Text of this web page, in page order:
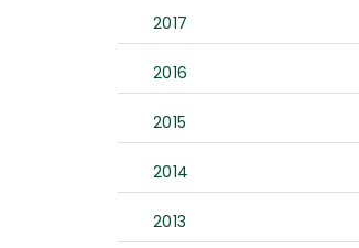
2017
2016
2015
2014
2013